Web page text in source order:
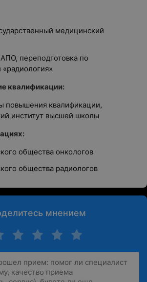
медицинский
переподготовка по
квалификации:
повышения квалификации,
институт высшей школы
общества онкологов
общества радиологов
мнением